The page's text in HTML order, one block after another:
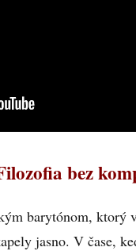
bez
barytónom, ktorý
jasno. V čase,